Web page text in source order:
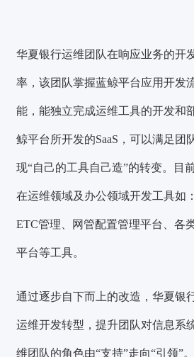
华夏银行运维团队在响应业务的开
率，该团队掌握蓝鲸平台应用开发
能，能独立完成运维工具的开发和
鲸平台所开发的SaaS，可以满足团
现“自己的工具自己造”的转变。目
在运维领域及办公领域开发工具如
ETC管理、网管配置管理平台、各
平台等工具。
通过逐步自下而上的改造，华夏银
运维开发转型，提升团队对信息系
维团队的角色由“支持”走向“引领”。